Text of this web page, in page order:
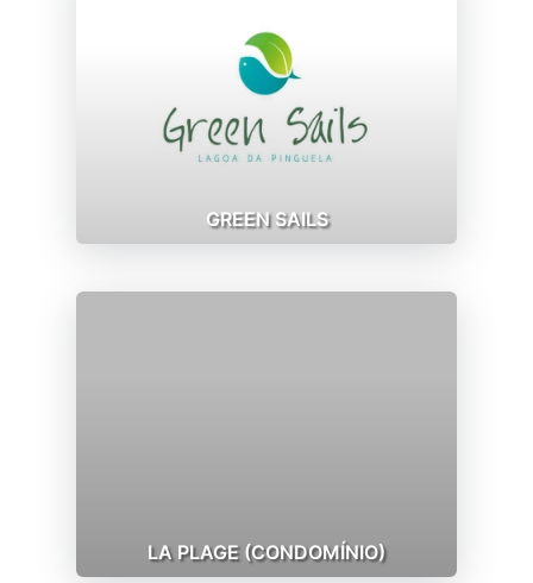
GREEN SAILS
LA PLAGE (CONDOMÍNIO)